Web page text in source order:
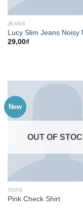
JEANS
Lucy Slim Jeans Noisy
29,00₫
New
OUT OF
TOPS
Pink Check Shirt